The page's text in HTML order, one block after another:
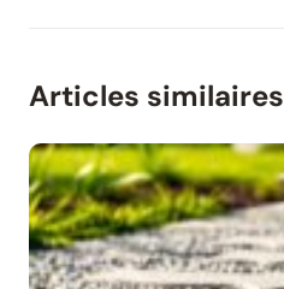
Articles similaires